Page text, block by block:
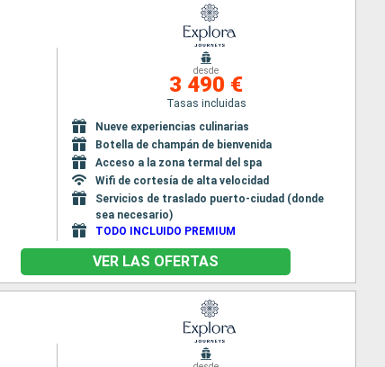
desde
3 490 €
Tasas incluidas
Nueve experiencias culinarias
Botella de champán de bienvenida
Acceso a la zona termal del spa
Wifi de cortesía de alta velocidad
Servicios de traslado puerto-ciudad (donde
sea necesario)
TODO INCLUIDO PREMIUM
VER LAS OFERTAS